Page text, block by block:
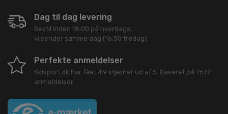
Dag til dag levering
Bestil inden 18:00 på hverdage,
vi sender samme dag (16:30 fredag).
Perfekte anmeldelser
Skisport.dk har fået 4,9 stjerner ud af 5. Baseret på 7572
anmeldelser.